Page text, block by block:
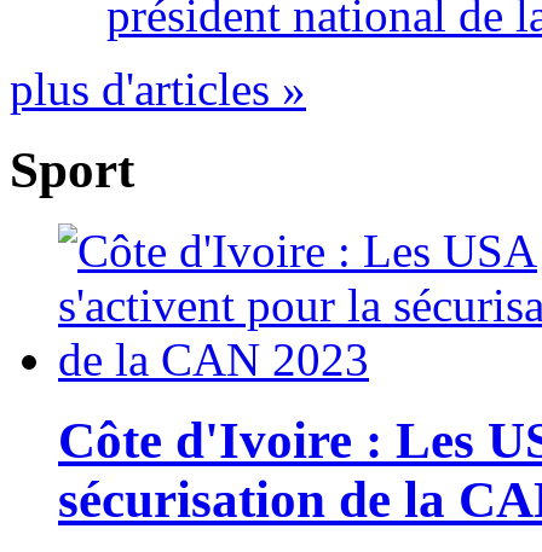
président national de
plus d'articles »
Sport
Côte d'Ivoire : Les
sécurisation de la